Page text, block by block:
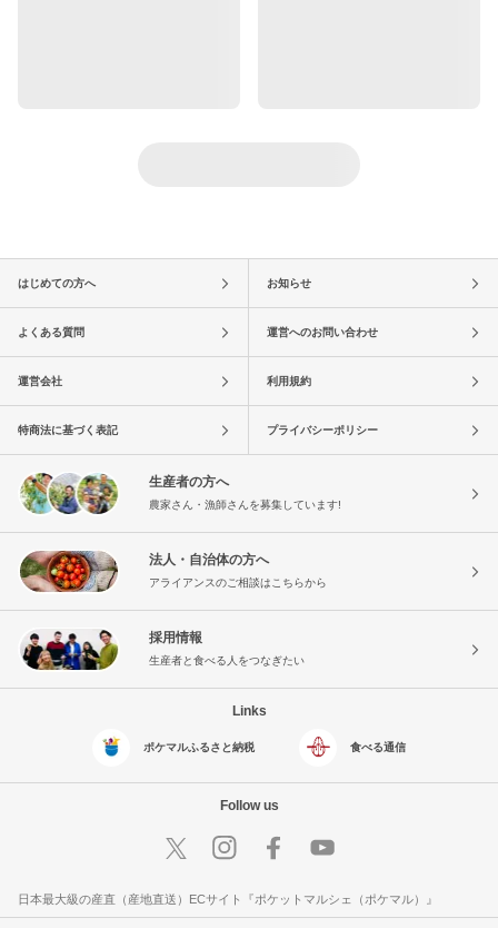
はじめての方へ お知らせ
よくある質問 運営へのお問い合わせ
運営会社 利用規約
特商法に基づく表記 プライバシーポリシー
生産者の方へ
農家さん・漁師さんを募集しています!
法人・自治体の方へ
アライアンスのご相談はこちらから
採用情報
生産者と食べる人をつなぎたい
Links
ポケマルふるさと納税 食べる通信
Follow us
日本最大級の産直（産地直送）ECサイト『ポケットマルシェ（ポケマル）』